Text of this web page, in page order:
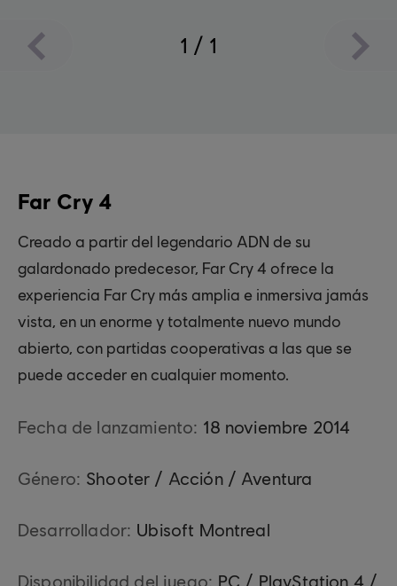
1 / 1
Far Cry 4
Creado a partir del legendario ADN de su
galardonado predecesor, Far Cry 4 ofrece la
experiencia Far Cry más amplia e inmersiva jamás
vista, en un enorme y totalmente nuevo mundo
abierto, con partidas cooperativas a las que se
puede acceder en cualquier momento.
Fecha de lanzamiento: 18 noviembre 2014
Género: Shooter / Acción / Aventura
Desarrollador: Ubisoft Montreal
Disponibilidad del juego: PC / PlayStation 4 /